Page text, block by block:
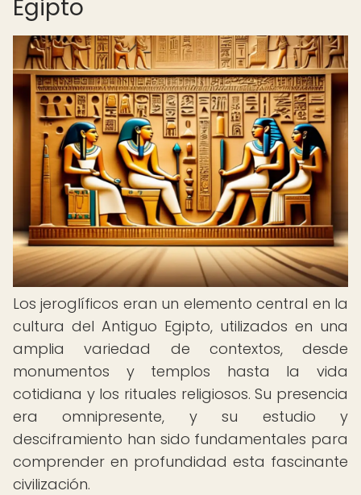
Egipto
Los jeroglíficos eran un elemento central en la
cultura del Antiguo Egipto, utilizados en una
amplia variedad de contextos, desde
monumentos y templos hasta la vida
cotidiana y los rituales religiosos. Su presencia
era omnipresente, y su estudio y
desciframiento han sido fundamentales para
comprender en profundidad esta fascinante
civilización.